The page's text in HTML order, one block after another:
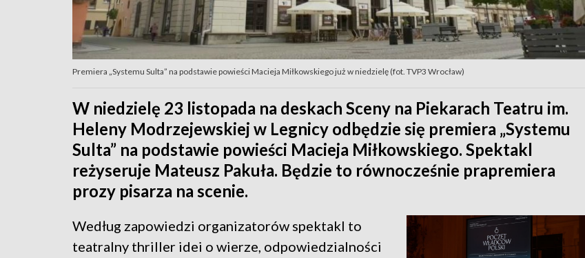
Premiera „Systemu Sulta” na podstawie powieści Macieja Miłkowskiego już w niedzielę (fot. TVP3 Wrocław)
W niedzielę 23 listopada na deskach Sceny na Piekarach Teatru im.
Heleny Modrzejewskiej w Legnicy odbędzie się premiera „Systemu
Sulta” na podstawie powieści Macieja Miłkowskiego. Spektakl
reżyseruje Mateusz Pakuła. Będzie to równocześnie prapremiera
prozy pisarza na scenie.
Według zapowiedzi organizatorów spektakl to
teatralny thriller idei o wierze, odpowiedzialności